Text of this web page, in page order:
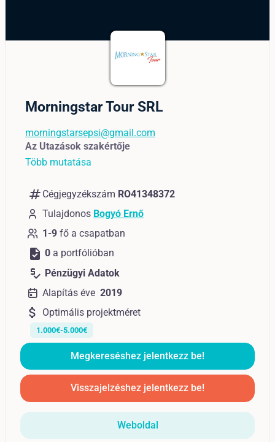
Morningstar Tour SRL
morningstarsepsi@gmail.com
Az Utazások szakértője
Több mutatása
numbers Cégjegyzékszám RO41348372
Tulajdonos Bogyó Ernő
1-9 fő a csapatban
task 0 a portfólióban
price_check Pénzügyi Adatok
Alapítás éve 2019
attach_money Optimális projektméret
1.000€-5.000€
Megkereséshez jelentkezz be!
Visszajelzéshez jelentkezz be!
Weboldal